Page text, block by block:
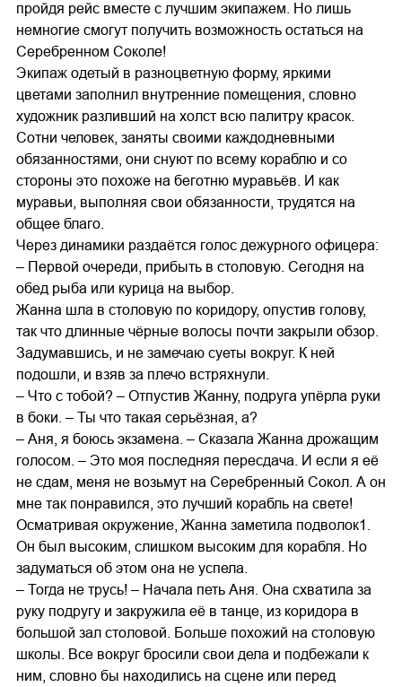
пройдя рейс вместе с лучшим экипажем. Но лишь
немногие смогут получить возможность остаться на
Серебренном Соколе!
Экипаж одетый в разноцветную форму, яркими
цветами заполнил внутренние помещения, словно
художник разливший на холст всю палитру красок.
Сотни человек, заняты своими каждодневными
обязанностями, они снуют по всему кораблю и со
стороны это похоже на беготню муравьёв. И как
муравьи, выполняя свои обязанности, трудятся на
общее благо.
Через динамики раздаётся голос дежурного офицера:
– Первой очереди, прибыть в столовую. Сегодня на
обед рыба или курица на выбор.
Жанна шла в столовую по коридору, опустив голову,
так что длинные чёрные волосы почти закрыли обзор.
Задумавшись, и не замечаю суеты вокруг. К ней
подошли, и взяв за плечо встряхнули.
– Что с тобой? – Отпустив Жанну, подруга упёрла руки
в боки. – Ты что такая серьёзная, а?
– Аня, я боюсь экзамена. – Сказала Жанна дрожащим
голосом. – Это моя последняя пересдача. И если я её
не сдам, меня не возьмут на Серебренный Сокол. А он
мне так понравился, это лучший корабль на свете!
Осматривая окружение, Жанна заметила подволок1.
Он был высоким, слишком высоким для корабля. Но
задуматься об этом она не успела.
– Тогда не трусь! – Начала петь Аня. Она схватила за
руку подругу и закружила её в танце, из коридора в
большой зал столовой. Больше похожий на столовую
школы. Все вокруг бросили свои дела и подбежали к
ним, словно бы находились на сцене или перед